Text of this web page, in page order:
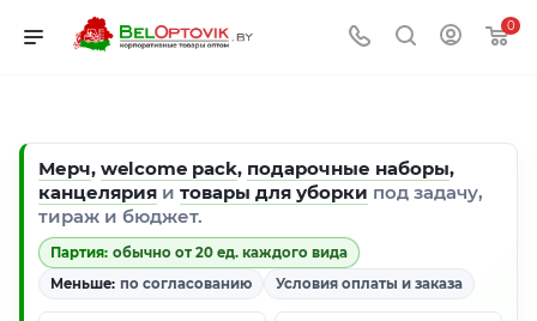
0
Мерч, welcome pack, подарочные наборы,
канцелярия и товары для уборки под задачу,
тираж и бюджет.
Партия: обычно от 20 ед. каждого вида
Меньше: по согласованию Условия оплаты и заказа